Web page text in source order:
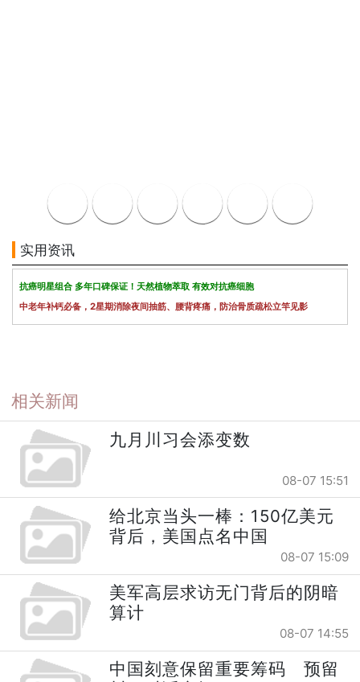
实用资讯
抗癌明星组合 多年口碑保证！天然植物萃取 有效对抗癌细胞
中老年补钙必备，2星期消除夜间抽筋、腰背疼痛，防治骨质疏松立竿见影
相关新闻
九月川习会添变数
08-07 15:51
给北京当头一棒：150亿美元
背后，美国点名中国
08-07 15:09
美军高层求访无门背后的阴暗
算计
08-07 14:55
中国刻意保留重要筹码 预留